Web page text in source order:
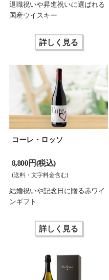
退職祝いや昇進祝いに選ばれる
国産ウイスキー
詳しく見る
コーレ・ロッソ
8,800 円(税込)
(送料・文字料金含む)
結婚祝いや記念日に贈る赤ワイ
ンギフト
詳しく見る